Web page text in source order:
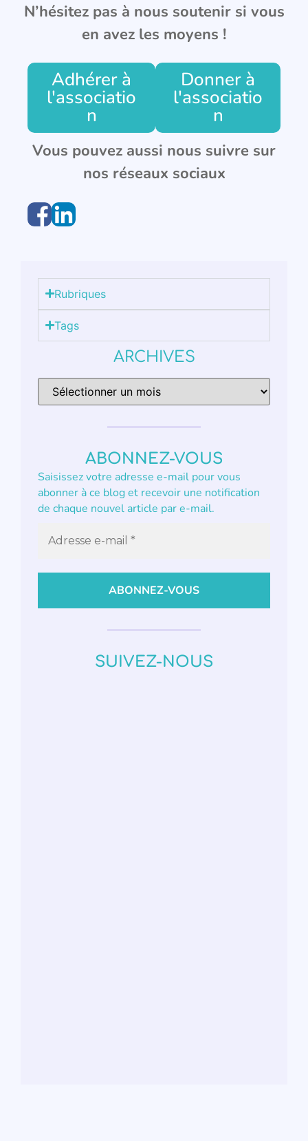
N’hésitez pas à nous soutenir si vous
en avez les moyens !
Adhérer à
l'associatio
n
Donner à
l'associatio
n
Vous pouvez aussi nous suivre sur
nos réseaux sociaux
Rubriques
Tags
ARCHIVES
ABONNEZ-VOUS
Saisissez votre adresse e-mail pour vous
abonner à ce blog et recevoir une notification
de chaque nouvel article par e-mail.
SUIVEZ-NOUS